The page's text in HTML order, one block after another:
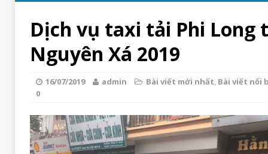
Dịch vụ taxi tải Phi Long
Nguyên Xá 2019
16/07/2019 admin Bài viết mới nhất, Bài viết nổi
0